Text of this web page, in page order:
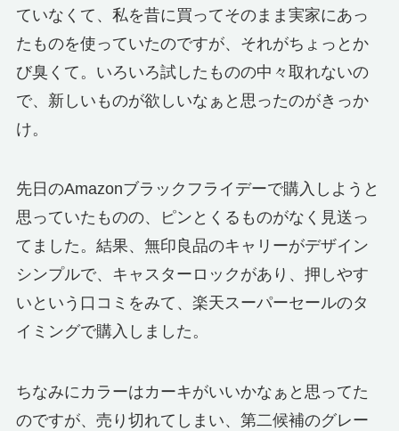
ていなくて、私を昔に買ってそのまま実家にあっ
たものを使っていたのですが、それがちょっとか
び臭くて。いろいろ試したものの中々取れないの
で、新しいものが欲しいなぁと思ったのがきっか
け。
先日のAmazonブラックフライデーで購入しようと
思っていたものの、ピンとくるものがなく見送っ
てました。結果、無印良品のキャリーがデザイン
シンプルで、キャスターロックがあり、押しやす
いという口コミをみて、楽天スーパーセールのタ
イミングで購入しました。
ちなみにカラーはカーキがいいかなぁと思ってた
のですが、売り切れてしまい、第二候補のグレー